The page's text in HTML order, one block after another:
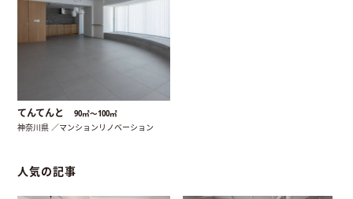
てんてんと 90㎡〜100㎡
神奈川県 ／マンションリノベーション
人気の記事